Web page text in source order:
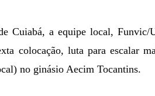
Cuiabá, a equipe local, Funvic/
colocação, luta para escalar
no ginásio Aecim Tocantins.